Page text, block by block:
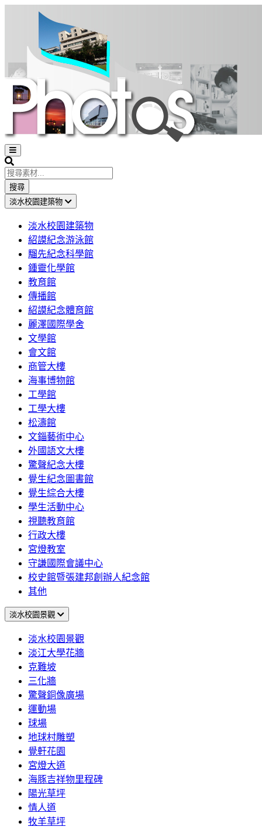
Open
sidebar
Search
搜尋
淡水校園建築物
淡水校園建築物
紹謨紀念游泳館
騮先紀念科學館
鍾靈化學館
教育館
傳播館
紹謨紀念體育館
麗澤國際學舍
文學館
會文館
商管大樓
海事博物館
工學館
工學大樓
松濤館
文錙藝術中心
外國語文大樓
驚聲紀念大樓
覺生紀念圖書館
覺生綜合大樓
學生活動中心
視聽教育館
行政大樓
宮燈教室
守謙國際會議中心
校史館暨張建邦創辦人紀念館
其他
淡水校園景觀
淡水校園景觀
淡江大學花牆
克難坡
三化牆
驚聲銅像廣場
運動場
球場
地球村雕塑
覺軒花園
宮燈大道
海豚吉祥物里程碑
陽光草坪
情人道
牧羊草坪